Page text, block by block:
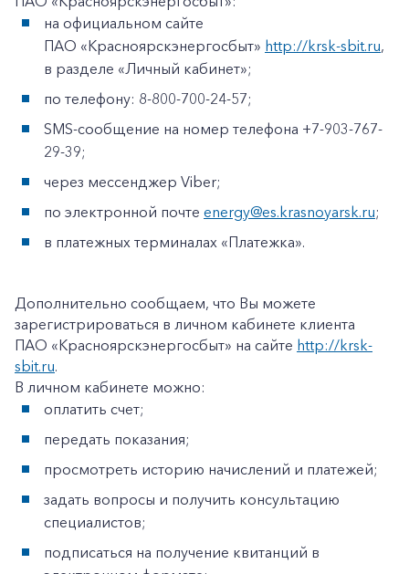
+7-800-700-24-57
Заказать обратный звонок
Частным клиентам
Корпоративным клиентам
на официальном сайте
ПАО «Красноярскэнергосбыт» http://krsk-sbit.ru,
в разделе «Личный кабинет»;
по телефону: 8-800-700-24-57;
SMS-сообщение на номер телефона +7-903-767-
29-39;
через мессенджер Viber;
по электронной почте energy@es.krasnoyarsk.ru;
в платежных терминалах «Платежка».
Дополнительно сообщаем, что Вы можете
зарегистрироваться в личном кабинете клиента
ПАО «Красноярскэнергосбыт» на сайте http://krsk-
sbit.ru.
В личном кабинете можно:
оплатить счет;
передать показания;
просмотреть историю начислений и платежей;
задать вопросы и получить консультацию
специалистов;
подписаться на получение квитанций в